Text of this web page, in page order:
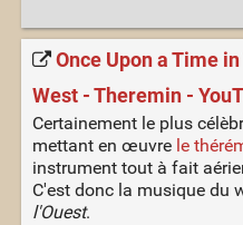
Once Upon a Time
West - Theremin -
Certainement le plus
mettant en œuvre le
instrument tout à fait
C'est donc la musique du
l'Ouest.